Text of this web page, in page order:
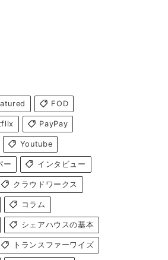
FOD
PayPay
Youtube
ー インタビュー
クラウドワークス
コラム
シェアハウスの基本
トランスファーワイズ